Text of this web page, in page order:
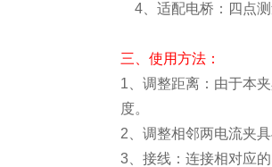
4、适配电桥：四点测
三、使用方法：
1、调整距离：由于本
度。
2、调整相邻两电流夹
3、接线：连接相对应